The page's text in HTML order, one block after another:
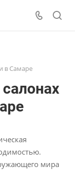
в Самаре
мира